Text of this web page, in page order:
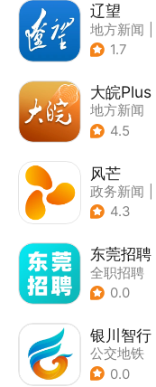
辽望
地方新闻
1.7
大皖Plus
地方新闻
4.5
风芒
政务新闻
4.3
东莞招聘
全职招聘
0.0
银川智行
公交地铁
0.0